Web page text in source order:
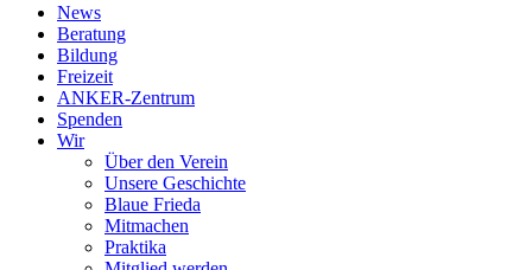
News
Beratung
Bildung
Freizeit
ANKER-Zentrum
Spenden
Wir
Über den Verein
Unsere Geschichte
Blaue Frieda
Mitmachen
Praktika